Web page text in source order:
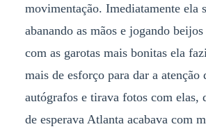
movimentação. Imediatamente ela
abanando as mãos e jogando
com as garotas mais bonitas ela
mais de esforço para dar a atenção
autógrafos e tirava fotos com elas,
de esperava Atlanta acabava com